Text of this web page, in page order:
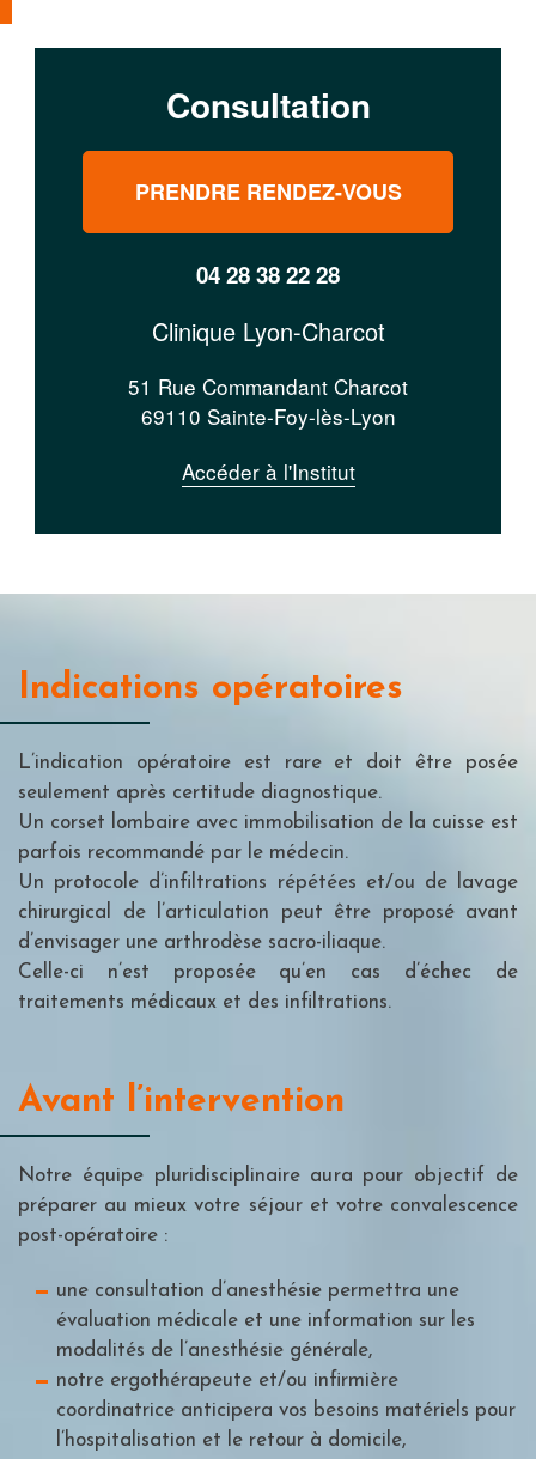
Consultation
PRENDRE RENDEZ-VOUS
04 28 38 22 28
Clinique Lyon-Charcot
51 Rue Commandant Charcot
69110 Sainte-Foy-lès-Lyon
Accéder à l'Institut
Indications opératoires
L’indication opératoire est rare et doit être posée
seulement après certitude diagnostique.
Un corset lombaire avec immobilisation de la cuisse est
parfois recommandé par le médecin.
Un protocole d’infiltrations répétées et/ou de lavage
chirurgical de l’articulation peut être proposé avant
d’envisager une arthrodèse sacro-iliaque.
Celle-ci n’est proposée qu’en cas d’échec de
traitements médicaux et des infiltrations.
Avant l’intervention
Notre équipe pluridisciplinaire aura pour objectif de
préparer au mieux votre séjour et votre convalescence
post-opératoire :
une consultation d’anesthésie permettra une
évaluation médicale et une information sur les
modalités de l’anesthésie générale,
notre ergothérapeute et/ou infirmière
coordinatrice anticipera vos besoins matériels pour
l’hospitalisation et le retour à domicile,